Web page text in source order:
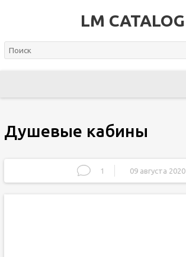
LM CATALOG
Душевые кабины
1 09 августа 2020